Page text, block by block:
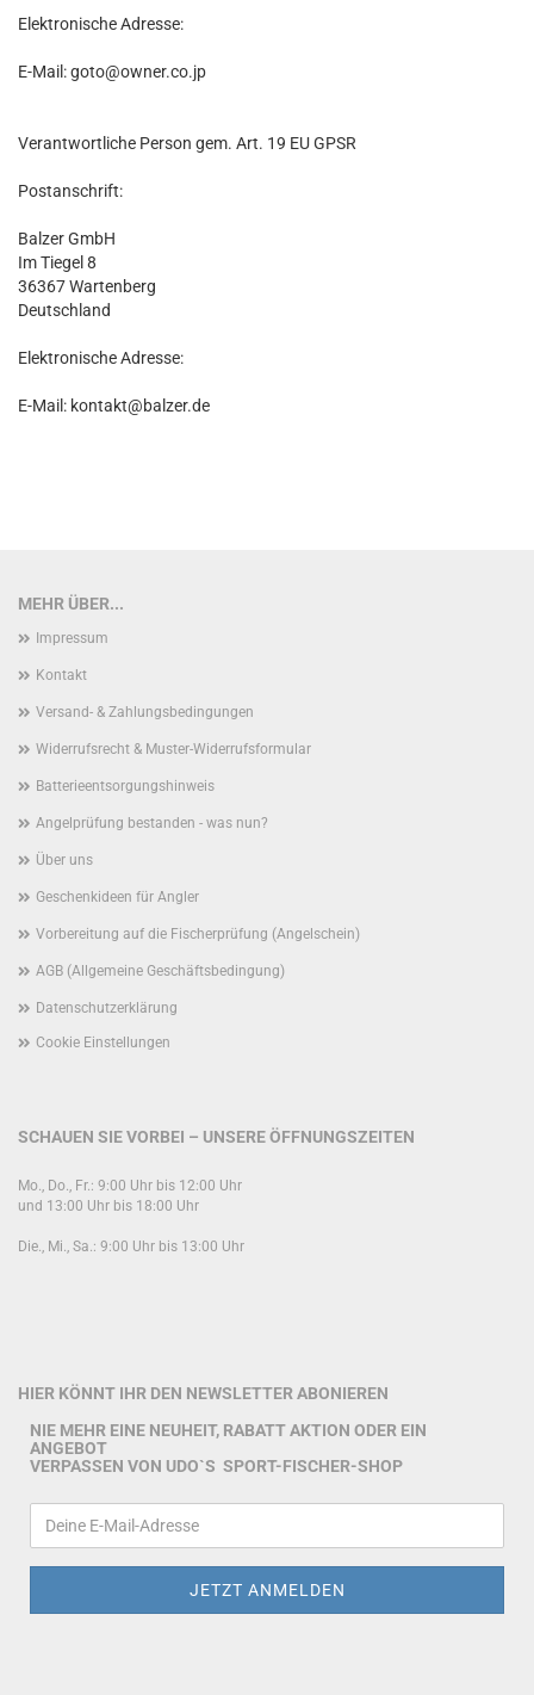
Elektronische Adresse:
E-Mail: goto@owner.co.jp
Verantwortliche Person gem. Art. 19 EU GPSR
Postanschrift:
Balzer GmbH
Im Tiegel 8
36367 Wartenberg
Deutschland
Elektronische Adresse:
E-Mail: kontakt@balzer.de
MEHR ÜBER...
Impressum
Kontakt
Versand- & Zahlungsbedingungen
Widerrufsrecht & Muster-Widerrufsformular
Batterieentsorgungshinweis
Angelprüfung bestanden - was nun?
Über uns
Geschenkideen für Angler
Vorbereitung auf die Fischerprüfung (Angelschein)
AGB (Allgemeine Geschäftsbedingung)
Datenschutzerklärung
Cookie Einstellungen
SCHAUEN SIE VORBEI – UNSERE ÖFFNUNGSZEITEN
Mo., Do., Fr.: 9:00 Uhr bis 12:00 Uhr
und 13:00 Uhr bis 18:00 Uhr
Die., Mi., Sa.: 9:00 Uhr bis 13:00 Uhr
HIER KÖNNT IHR DEN NEWSLETTER ABONIEREN
NIE MEHR EINE NEUHEIT, RABATT AKTION ODER EIN
ANGEBOT
VERPASSEN VON UDO`S SPORT-FISCHER-SHOP